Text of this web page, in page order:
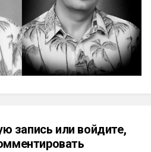
запись или войдите,